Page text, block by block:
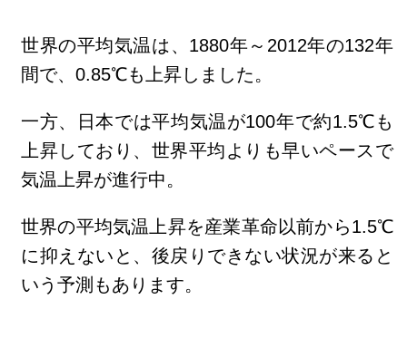
世界の平均気温は、1880年～2012年の132年
間で、0.85℃も上昇しました。
一方、日本では平均気温が100年で約1.5℃も
上昇しており、世界平均よりも早いペースで
気温上昇が進行中。
世界の平均気温上昇を産業革命以前から1.5℃
に抑えないと、後戻りできない状況が来ると
いう予測もあります。